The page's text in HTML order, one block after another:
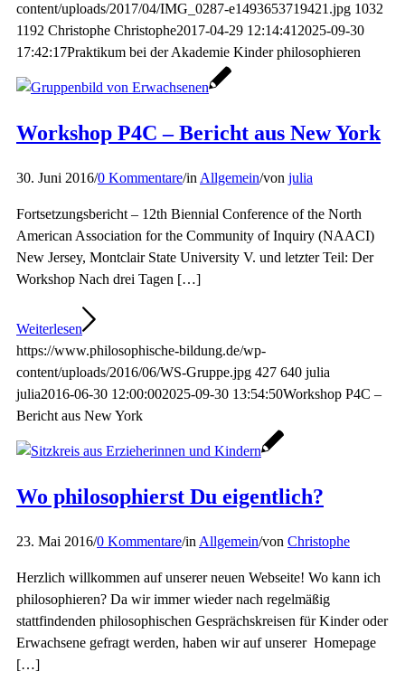
content/uploads/2017/04/IMG_0287-e1493653719421.jpg 1032
1192 Christophe Christophe2017-04-29 12:14:41 2025-09-30
17:42:17Praktikum bei der Akademie Kinder philosophieren
Workshop P4C – Bericht aus New York
30. Juni 2016/0 Kommentare/in Allgemein/von julia
Fortsetzungsbericht – 12th Biennial Conference of the North
American Association for the Community of Inquiry (NAACI)
New Jersey, Montclair State University V. und letzter Teil: Der
Workshop Nach drei Tagen […]
Weiterlesen
https://www.philosophische-bildung.de/wp-
content/uploads/2016/06/WS-Gruppe.jpg 427 640 julia
julia2016-06-30 12:00:002025-09-30 13:54:50Workshop P4C –
Bericht aus New York
Wo philosophierst Du eigentlich?
23. Mai 2016/0 Kommentare/in Allgemein/von Christophe
Herzlich willkommen auf unserer neuen Webseite! Wo kann ich
philosophieren? Da wir immer wieder nach regelmäßig
stattfindenden philosophischen Gesprächskreisen für Kinder oder
Erwachsene gefragt werden, haben wir auf unserer Homepage
[…]